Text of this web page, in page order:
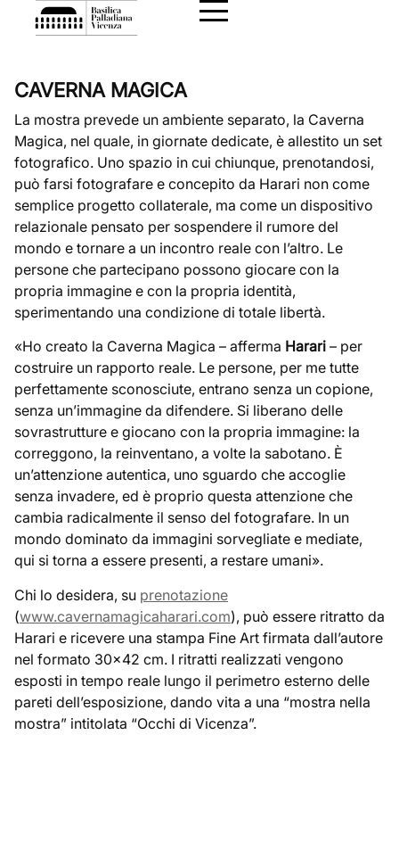
CAVERNA MAGICA
La mostra prevede un ambiente separato, la Caverna
Magica, nel quale, in giornate dedicate, è allestito un set
fotografico. Uno spazio in cui chiunque, prenotandosi,
può farsi fotografare e concepito da Harari non come
semplice progetto collaterale, ma come un dispositivo
relazionale pensato per sospendere il rumore del
mondo e tornare a un incontro reale con l’altro. Le
persone che partecipano possono giocare con la
propria immagine e con la propria identità,
sperimentando una condizione di totale libertà.
«Ho creato la Caverna Magica – afferma Harari – per
costruire un rapporto reale. Le persone, per me tutte
perfettamente sconosciute, entrano senza un copione,
senza un’immagine da difendere. Si liberano delle
sovrastrutture e giocano con la propria immagine: la
correggono, la reinventano, a volte la sabotano. È
un’attenzione autentica, uno sguardo che accoglie
senza invadere, ed è proprio questa attenzione che
cambia radicalmente il senso del fotografare. In un
mondo dominato da immagini sorvegliate e mediate,
qui si torna a essere presenti, a restare umani».
Chi lo desidera, su prenotazione
(www.cavernamagicaharari.com), può essere ritratto da
Harari e ricevere una stampa Fine Art firmata dall’autore
nel formato 30×42 cm. I ritratti realizzati vengono
esposti in tempo reale lungo il perimetro esterno delle
pareti dell’esposizione, dando vita a una “mostra nella
mostra” intitolata “Occhi di Vicenza”.